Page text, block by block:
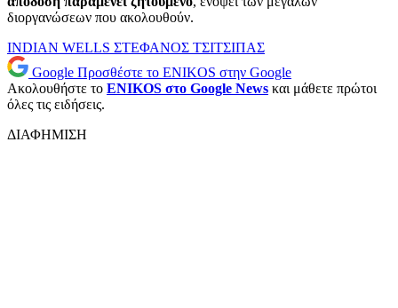
διοργανώσεων που ακολουθούν.
INDIAN WELLS ΣΤΕΦΑΝΟΣ ΤΣΙΤΣΙΠΑΣ
Google Προσθέστε το ENIKOS στην Google
Ακολουθήστε το ENIKOS στο Google News και μάθετε πρώτοι
όλες τις ειδήσεις.
ΔΙΑΦΗΜΙΣΗ